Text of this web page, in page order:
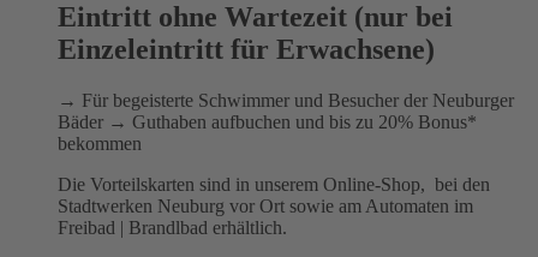
Eintritt ohne Wartezeit (nur bei
Einzeleintritt für Erwachsene)
→ Für begeisterte Schwimmer und Besucher der Neuburger
Bäder → Guthaben aufbuchen und bis zu 20% Bonus*
bekommen
Die Vorteilskarten sind in unserem Online-Shop, bei den
Stadtwerken Neuburg vor Ort sowie am Automaten im
Freibad | Brandlbad erhältlich.